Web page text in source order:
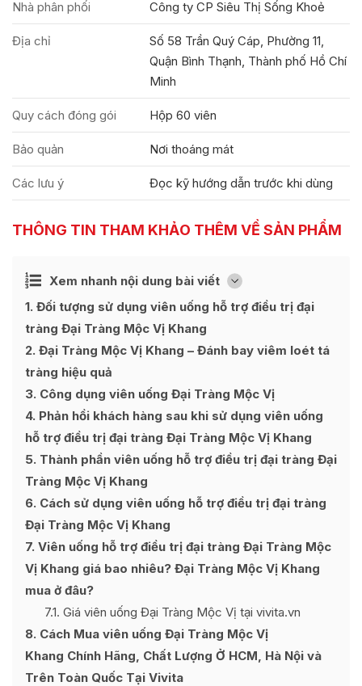
Nhà phân phối Công ty CP Siêu Thị Sống Khoẻ
Địa chỉ
Số 58 Trần Quý Cáp, Phường 11,
Quận Bình Thạnh, Thành phố Hồ Chí
Minh
Quy cách đóng gói Hộp 60 viên
Bảo quản Nơi thoáng mát
Các lưu ý Đọc kỹ hướng dẫn trước khi dùng
THÔNG TIN THAM KHẢO THÊM VỀ SẢN PHẨM
Xem nhanh nội dung bài viết [
Ẩn
1 Đối tượng sử dụng viên uống hỗ trợ điều trị đại
tràng Đại Tràng Mộc Vị Khang
2 Đại Tràng Mộc Vị Khang – Đánh bay viêm loét tá
tràng hiệu quả
3 Công dụng viên uống Đại Tràng Mộc Vị
4 Phản hồi khách hàng sau khi sử dụng viên uống
hỗ trợ điều trị đại tràng Đại Tràng Mộc Vị Khang
5 Thành phần viên uống hỗ trợ điều trị đại tràng Đại
Tràng Mộc Vị Khang
6 Cách sử dụng viên uống hỗ trợ điều trị đại tràng
Đại Tràng Mộc Vị Khang
7 Viên uống hỗ trợ điều trị đại tràng Đại Tràng Mộc
Vị Khang giá bao nhiêu? Đại Tràng Mộc Vị Khang
mua ở đâu?
7.1 Giá viên uống Đại Tràng Mộc Vị tại vivita.vn
8 Cách Mua viên uống Đại Tràng Mộc Vị
Khang Chính Hãng, Chất Lượng Ở HCM, Hà Nội và
Trên Toàn Quốc Tại Vivita